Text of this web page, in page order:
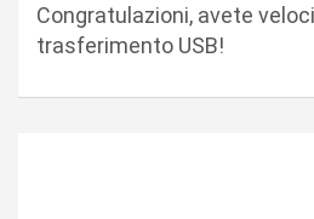
Congratulazioni, avete
trasferimento USB!